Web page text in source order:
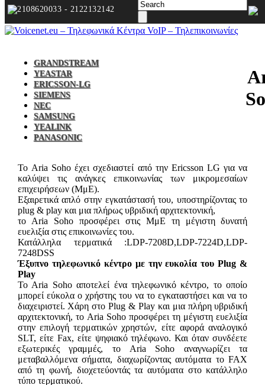
2108620033 - 2122132142
GRANDSTREAM
YEASTAR
ERICSSON-LG
SIEMENS
NEC
SAMSUNG
YEALINK
PANASONIC
Το Aria Soho έχει σχεδιαστεί από την Ericsson LG για να
καλύψει τις ανάγκες επικοινωνίας των μικρομεσαίων
επιχειρήσεων (ΜμΕ).
Εξαιρετικά απλό στην εγκατάστασή του, υποστηρίζοντας το
plug & play και μια πλήρως υβριδική αρχιτεκτονική,
το Aria Soho προσφέρει στις ΜμΕ τη μέγιστη δυνατή
ευελιξία στις επικοινωνίες του.
Κατάλληλα τερματικά :LDP-7208D,LDP-7224D,LDP-
7248DSS
Έξυπνο τηλεφωνικό κέντρο με την ευκολία του Plug &
Play
To Aria Soho αποτελεί ένα τηλεφωνικό κέντρο, το οποίο
μπορεί εύκολα ο χρήστης του να το εγκαταστήσει και να το
διαχειριστεί. Χάρη στο Plug & Play και μια πλήρη υβριδική
αρχιτεκτονική, το Aria Soho προσφέρει τη μέγιστη ευελιξία
στην επιλογή τερματικών χρηστών, είτε αφορά αναλογικό
SLT, είτε Fax, είτε ψηφιακό τηλέφωνο. Και όταν συνδέετε
εξωτερικές γραμμές, το Aria Soho αναγνωρίζει τα
μεταβαλλόμενα σήματα, διαχωρίζοντας αυτόματα το FAX
από τη φωνή, διοχετεύοντάς τα αυτόματα στο κατάλληλο
τύπο τερματικού.